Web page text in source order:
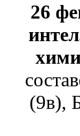
26
(9в),